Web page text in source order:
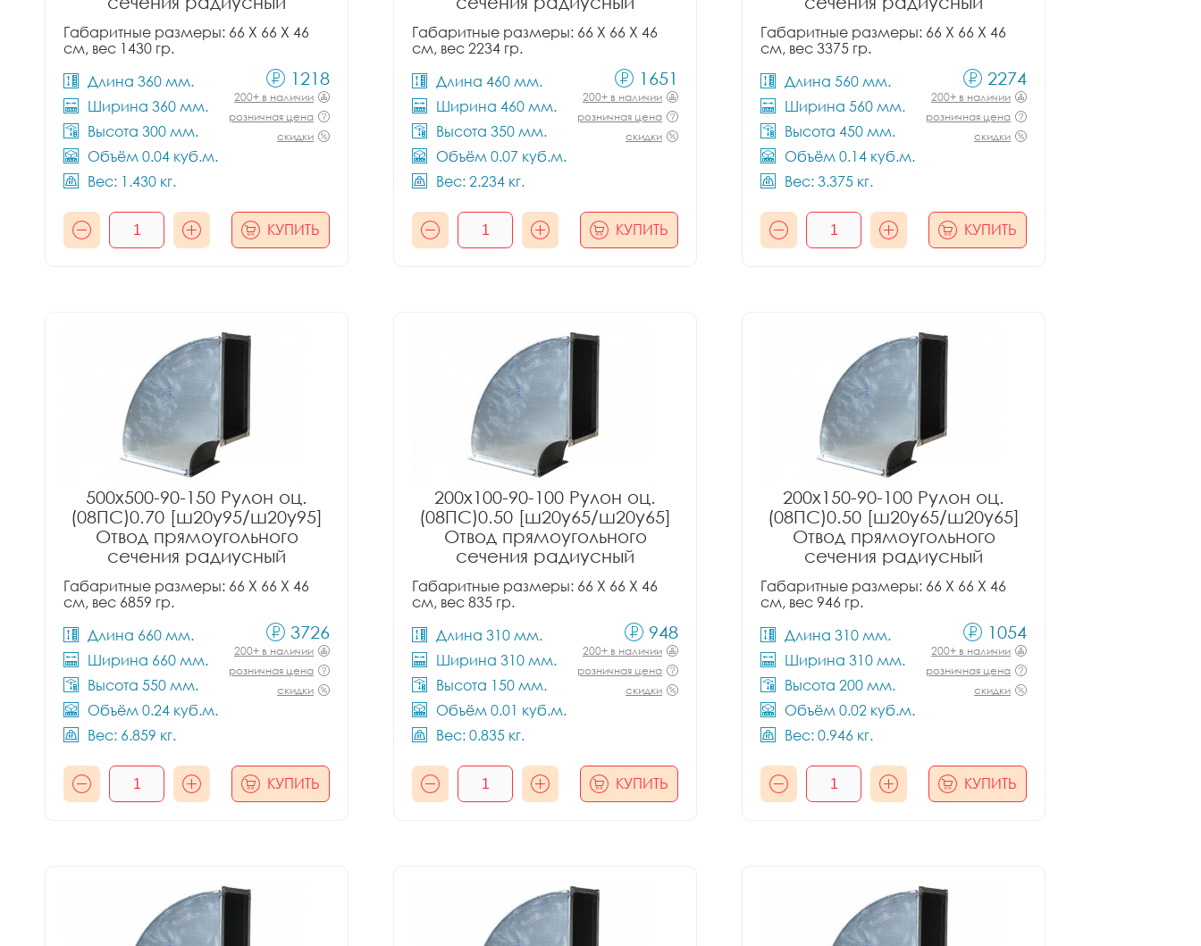
Габаритные размеры: 66 X 66 X 46
см, вес 1430 гр.
Длина 360 мм.
Ширина 360 мм.
Высота 300 мм.
Объём 0.04 куб.м.
Вес: 1.430 кг.
1218
200+ в наличии
розничная цена
скидки
КУПИТЬ
Габаритные размеры: 66 X 66 X 46
см, вес 2234 гр.
Длина 460 мм.
Ширина 460 мм.
Высота 350 мм.
Объём 0.07 куб.м.
Вес: 2.234 кг.
1651
200+ в наличии
розничная цена
скидки
КУПИТЬ
Габаритные размеры: 66 X 66 X 46
см, вес 3375 гр.
Длина 560 мм.
Ширина 560 мм.
Высота 450 мм.
Объём 0.14 куб.м.
Вес: 3.375 кг.
2274
200+ в наличии
розничная цена
скидки
КУПИТЬ
500x500-90-150 Рулон оц.
(08ПС)0.70 [ш20у95/ш20у95]
Отвод прямоугольного
сечения радиусный
Габаритные размеры: 66 X 66 X 46
см, вес 6859 гр.
Длина 660 мм.
Ширина 660 мм.
Высота 550 мм.
Объём 0.24 куб.м.
Вес: 6.859 кг.
3726
200+ в наличии
розничная цена
скидки
КУПИТЬ
200x100-90-100 Рулон оц.
(08ПС)0.50 [ш20у65/ш20у65]
Отвод прямоугольного
сечения радиусный
Габаритные размеры: 66 X 66 X 46
см, вес 835 гр.
Длина 310 мм.
Ширина 310 мм.
Высота 150 мм.
Объём 0.01 куб.м.
Вес: 0.835 кг.
948
200+ в наличии
розничная цена
скидки
КУПИТЬ
200x150-90-100 Рулон оц.
(08ПС)0.50 [ш20у65/ш20у65]
Отвод прямоугольного
сечения радиусный
Габаритные размеры: 66 X 66 X 46
см, вес 946 гр.
Длина 310 мм.
Ширина 310 мм.
Высота 200 мм.
Объём 0.02 куб.м.
Вес: 0.946 кг.
1054
200+ в наличии
розничная цена
скидки
КУПИТЬ